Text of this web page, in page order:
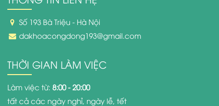
Số 193 Bà Triệu - Hà Nội
dakhoacongdong193@gmail.com
THỜI GIAN LÀM VIỆC
Làm việc từ: 8:00 - 20:00
tất cả các ngày nghỉ, ngày lễ, tết